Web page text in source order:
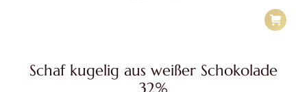
Schaf kugelig aus weißer Schokolade